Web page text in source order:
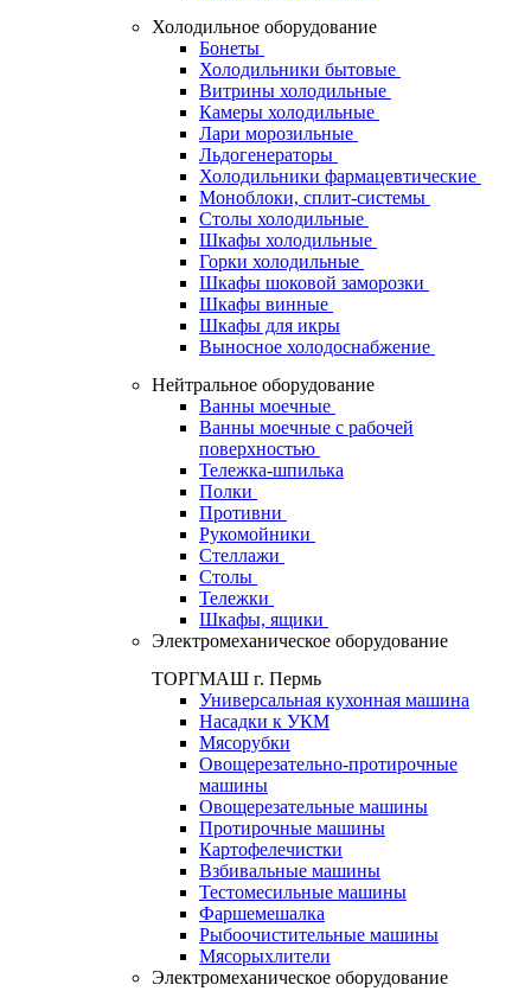
Холодильное оборудование
Бонеты
Холодильники бытовые
Витрины холодильные
Камеры холодильные
Лари морозильные
Льдогенераторы
Холодильники фармацевтические
Моноблоки, сплит-системы
Столы холодильные
Шкафы холодильные
Горки холодильные
Шкафы шоковой заморозки
Шкафы винные
Шкафы для икры
Выносное холодоснабжение
Нейтральное оборудование
Ванны моечные
Ванны моечные с рабочей
поверхностью
Тележка-шпилька
Полки
Противни
Рукомойники
Стеллажи
Столы
Тележки
Шкафы, ящики
Электромеханическое оборудование
ТОРГМАШ г. Пермь
Универсальная кухонная машина
Насадки к УКМ
Мясорубки
Овощерезательно-протирочные
машины
Овощерезательные машины
Протирочные машины
Картофелечистки
Взбивальные машины
Тестомесильные машины
Фаршемешалка
Рыбоочистительные машины
Мясорыхлители
Электромеханическое оборудование